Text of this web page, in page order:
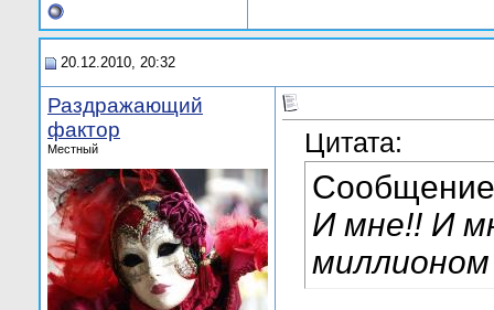
20.12.2010, 20:32
Раздражающий
фактор
Местный Цитата:
И мне!! И
миллионом